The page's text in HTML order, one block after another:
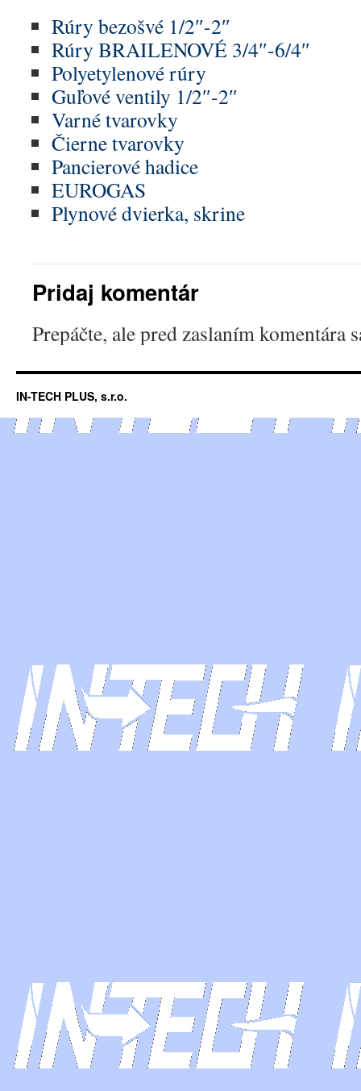
Rúry bezošvé 1/2″-2″
Rúry BRAILENOVÉ 3/4″-6/4″
Polyetylenové rúry
Guľové ventily 1/2″-2″
Varné tvarovky
Čierne tvarovky
Pancierové hadice
EUROGAS
Plynové dvierka, skrine
Pridaj komentár
Prepáčte, ale pred zaslaním komentára
IN-TECH PLUS, s.r.o.